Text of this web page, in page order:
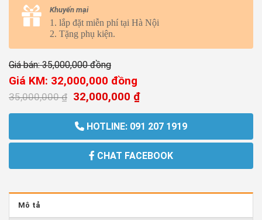
Khuyến mại
1. lắp đặt miễn phí tại Hà Nội
2. Tặng phụ kiện.
Giá bán: 35,000,000đồng
Giá KM: 32,000,000 đồng
35,000,000₫ 32,000,000 ₫
HOTLINE: 091 207 1919
CHAT FACEBOOK
Mô tả